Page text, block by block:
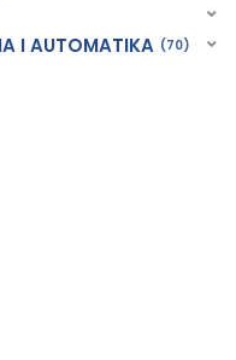
I AUTOMATIKA 70